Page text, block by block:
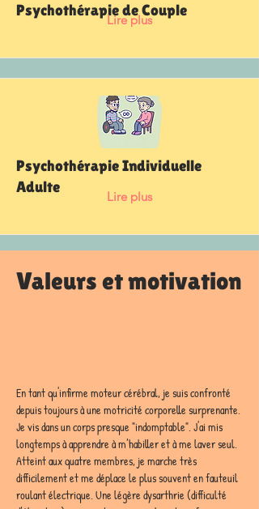
Psychothérapie de Couple
Lire plus
Psychothérapie Individuelle
Adulte
Lire plus
Valeurs et motivation
En tant qu'infirme moteur cérébral, je suis confronté
depuis toujours à une motricité corporelle surprenante.
Je vis dans un corps presque "indomptable". J'ai mis
longtemps à apprendre à m’habiller et à me laver seul.
Atteint aux quatre membres, je marche très
difficilement et me déplace le plus souvent en fauteuil
roulant électrique. Une légère dysarthrie (difficulté